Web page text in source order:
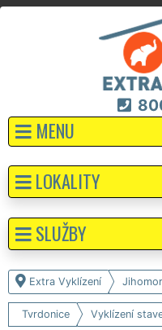
MENU
Extra Vyklízení
Tvrdonice Vyklízení
LOKALITY
SLUŽBY